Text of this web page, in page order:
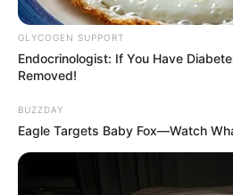
GLYCOGEN SUPPORT
Endocrinologist: If You Have
Removed!
BUZZDAY
Eagle Targets Baby Fox—Watch